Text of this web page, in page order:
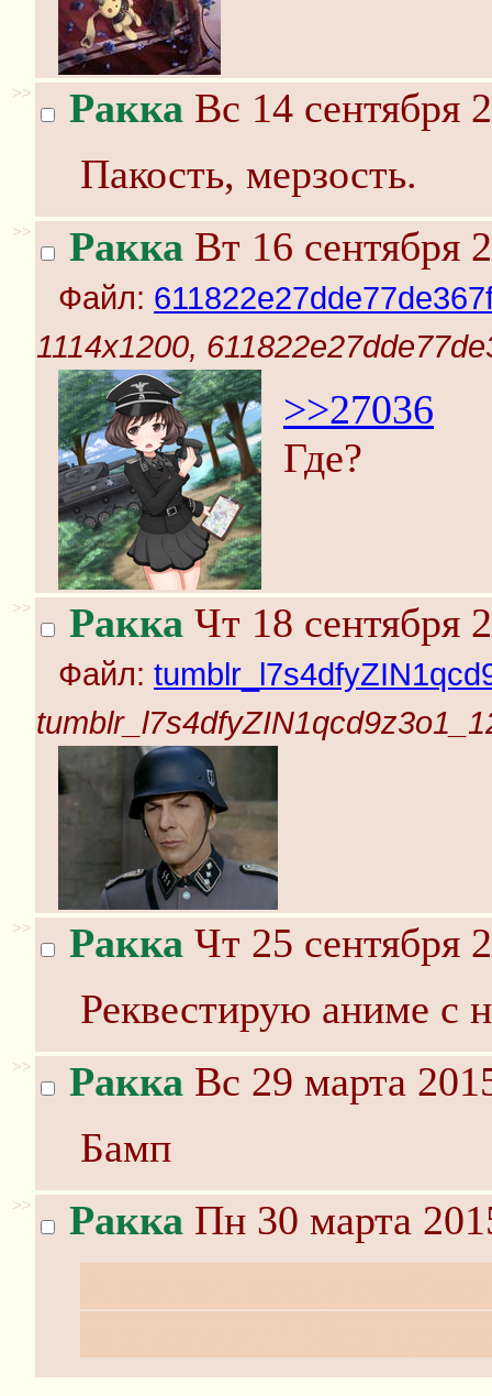
>> Ракка Вс 14 сентября
Пакость, мерзость.
>> Ракка Вт 16 сентября
Файл:
1114x1200,
>>27036
Где?
>> Ракка Чт 18 сентября
Файл:
>> Ракка Чт 25 сентября
Реквестирую аниме с
>> Ракка Вс 29 марта
Бамп
>> Ракка Пн 30 марта